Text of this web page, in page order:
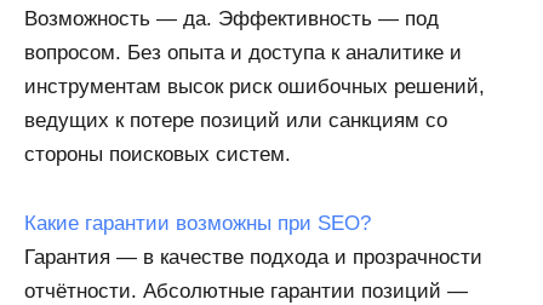
Возможность — да. Эффективность — под
вопросом. Без опыта и доступа к аналитике и
инструментам высок риск ошибочных решений,
ведущих к потере позиций или санкциям со
стороны поисковых систем.
Какие гарантии возможны при SEO?
Гарантия — в качестве подхода и прозрачности
отчётности. Абсолютные гарантии позиций —